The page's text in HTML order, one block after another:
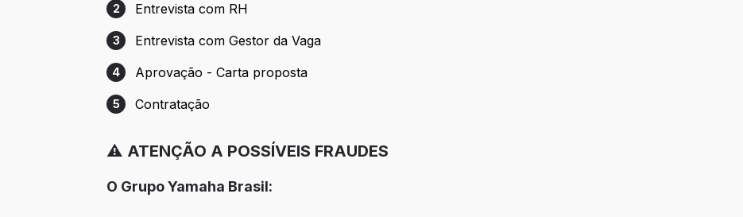
Etapa 2: Entrevista com RH
2 Entrevista com RH
Etapa 3: Entrevista com Gestor da Vaga
3 Entrevista com Gestor da Vaga
Etapa 4: Aprovação - Carta proposta
4 Aprovação - Carta proposta
Etapa 5: Contratação
5 Contratação
⚠️ ATENÇÃO A POSSÍVEIS FRAUDES
O Grupo Yamaha Brasil: